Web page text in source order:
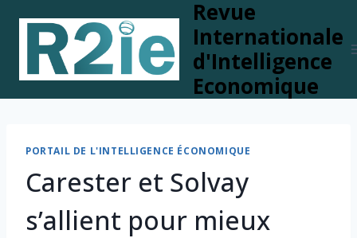
content
Revue
Internationale
d'Intelligence
Economique
PORTAIL DE L'INTELLIGENCE ÉCONOMIQUE
Carester et Solvay
s’allient pour mieux